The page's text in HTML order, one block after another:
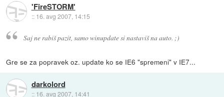
'FireSTORM'
:: 16. avg 2007, 14:15
Saj ne rabiš pazit, samo winupdate si nastaviš na auto. ;)
Gre se za popravek oz. update ko se IE6 "spremeni" v IE7...
darkolord
:: 16. avg 2007, 14:41